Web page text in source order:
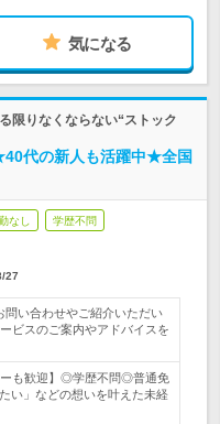
気になる
限りなくならない“ストック
代の新人も活躍中★全国
なし 学歴不問
27
問い合わせやご紹介いただい
ビスのご案内やアドバイスを
ーも歓迎】◎学歴不問◎普通免
い」などの想いを叶えた未経